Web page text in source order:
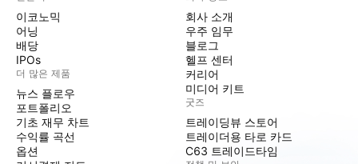
이코노믹
어닝
배당
IPOs
더 많은 제품
뉴스 플로우
포트폴리오
기초 재무 차트
수익률 곡선
옵션
회사 소개
우주 임무
블로그
헬프 센터
커리어
미디어 키트
굿즈
트레이딩뷰 스토어
트레이더용 타로 카드
C63 트레이드타임